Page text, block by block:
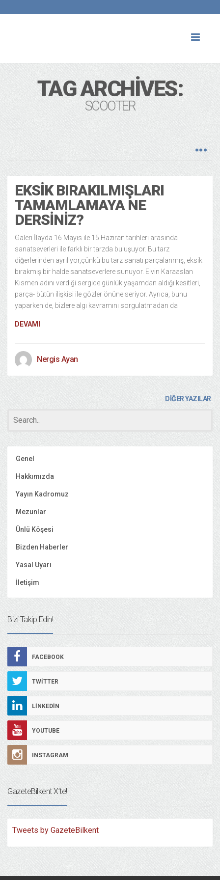
TAG ARCHIVES:
SCOOTER
EKSIK BIRAKILMIŞLARI
TAMAMLAMAYA NE
DERSINIZ?
Galeri İlayda 16 Mayıs ile 15 Haziran tarihleri arasında
sanatseverleri ile farklı bir tarzda buluşuyor. Bu tarz
diğerlerinden ayrılıyor,çünkü bu tarz sanatı parçalanmış, eksik
bırakmış bir halde sanatseverlere sunuyor. Elvin Karaaslan
Kısmen adını verdiği sergide günlük yaşamdan aldığı kesitleri,
parça- bütün ilişkisi ile gözler önüne seriyor. Ayrıca, bunu
yaparken de, bizlere algı kavramını sorgulatmadan da
DEVAMI
Nergis Ayan
DİĞER YAZILAR
Genel
Hakkımızda
Yayın Kadromuz
Mezunlar
Ünlü Köşesi
Bizden Haberler
Yasal Uyarı
İletişim
Bizi Takip Edin!
FACEBOOK
TWITTER
LINKEDIN
YOUTUBE
INSTAGRAM
GazeteBilkent X’te!
Tweets by GazeteBilkent